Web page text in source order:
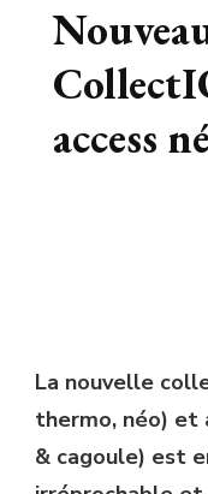
access
La nouvelle
thermo, néo) et
& cagoule) est